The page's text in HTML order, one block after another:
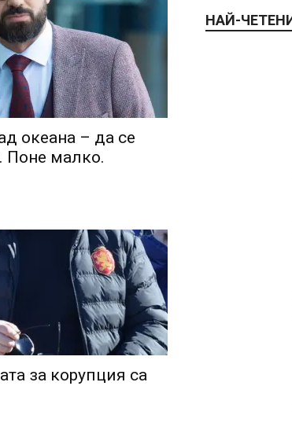
океана – да се
Поне малко.
за корупция са
НАЙ-